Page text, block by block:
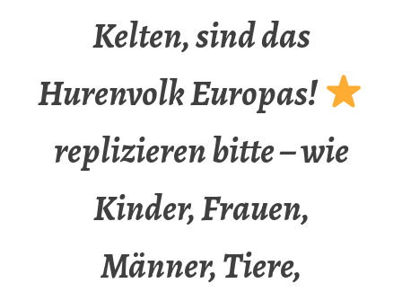
Kelten, sind das
Hurenvolk Europas!
replizieren bitte – wie
Kinder, Frauen,
Männer, Tiere,